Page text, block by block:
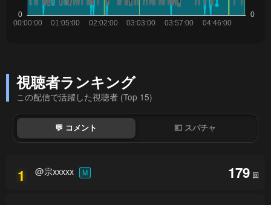
視聴者ランキング
この配信で活躍した視聴者 (Top 15)
💬 コメント 💴 スパチャ
1 @宗xxxxx M 179 回